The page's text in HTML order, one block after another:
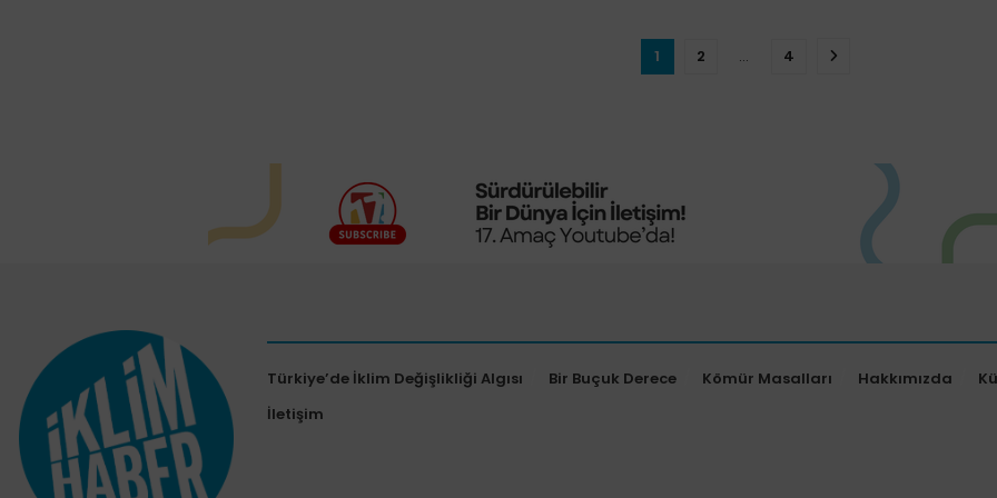
1 2 … 4
Türkiye’de İklim Değişlikliği Algısı Bir Buçuk Derece Kömür Masalları Hakkımızda
İletişim